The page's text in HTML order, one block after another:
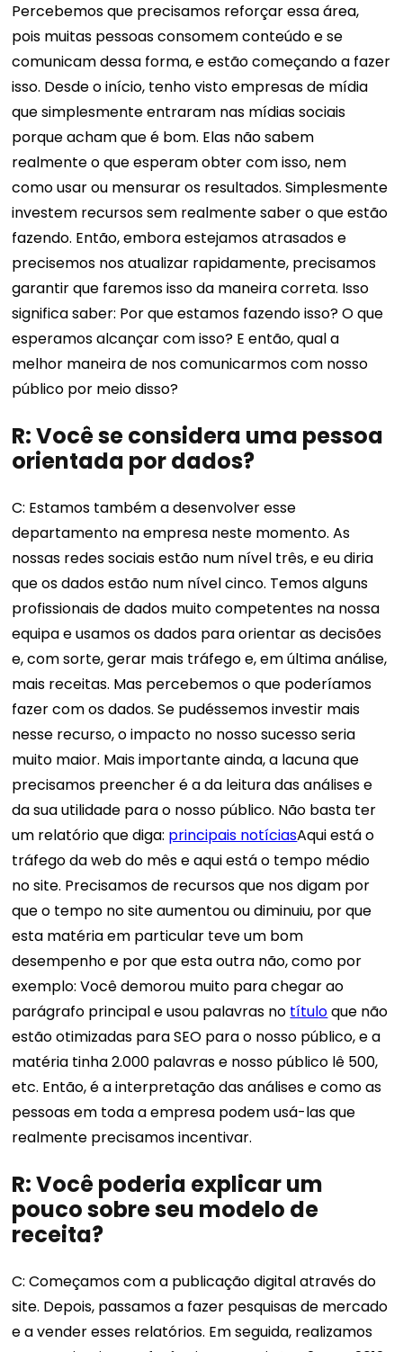
Percebemos que precisamos reforçar essa área,
pois muitas pessoas consomem conteúdo e se
comunicam dessa forma, e estão começando a fazer
isso. Desde o início, tenho visto empresas de mídia
que simplesmente entraram nas mídias sociais
porque acham que é bom. Elas não sabem
realmente o que esperam obter com isso, nem
como usar ou mensurar os resultados. Simplesmente
investem recursos sem realmente saber o que estão
fazendo. Então, embora estejamos atrasados ​​e
precisemos nos atualizar rapidamente, precisamos
garantir que faremos isso da maneira correta. Isso
significa saber: Por que estamos fazendo isso? O que
esperamos alcançar com isso? E então, qual a
melhor maneira de nos comunicarmos com nosso
público por meio disso?
R: Você se considera uma pessoa
orientada por dados?
C: Estamos também a desenvolver esse
departamento na empresa neste momento. As
nossas redes sociais estão num nível três, e eu diria
que os dados estão num nível cinco. Temos alguns
profissionais de dados muito competentes na nossa
equipa e usamos os dados para orientar as decisões
e, com sorte, gerar mais tráfego e, em última análise,
mais receitas. Mas percebemos o que poderíamos
fazer com os dados. Se pudéssemos investir mais
nesse recurso, o impacto no nosso sucesso seria
muito maior. Mais importante ainda, a lacuna que
precisamos preencher é a da leitura das análises e
da sua utilidade para o nosso público. Não basta ter
um relatório que diga: principais notíciasAqui está o
tráfego da web do mês e aqui está o tempo médio
no site. Precisamos de recursos que nos digam por
que o tempo no site aumentou ou diminuiu, por que
esta matéria em particular teve um bom
desempenho e por que esta outra não, como por
exemplo: Você demorou muito para chegar ao
parágrafo principal e usou palavras no títuloque não
estão otimizadas para SEO para o nosso público, e a
matéria tinha 2.000 palavras e nosso público lê 500,
etc. Então, é a interpretação das análises e como as
pessoas em toda a empresa podem usá-las que
realmente precisamos incentivar.
R: Você poderia explicar um
pouco sobre seu modelo de
receita?
C: Começamos com a publicação digital através do
site. Depois, passamos a fazer pesquisas de mercado
e a vender esses relatórios. Em seguida, realizamos